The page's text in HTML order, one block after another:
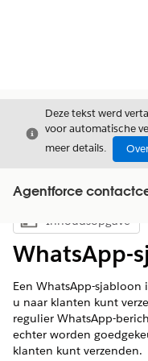
Sluiten
Deze tekst werd
voor automatische
meer details.
Agentforce
Inhoudsopgave
WhatsApp-
Een WhatsApp-
u naar klanten kunt
regulier WhatsApp-
echter worden
klanten kunt verzenden.